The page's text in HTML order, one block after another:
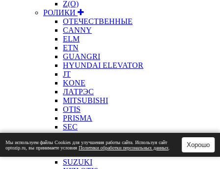
Z(О)
РОЛИКИ
ОТЕЧЕСТВЕННЫЕ
CANNY
ELM
ETN
GUANGRI
HYUNDAI ELEVATOR
JT
KONE
ЛАТРЭС
MITSUBISHI
OTIS
PRISMA
SEC
SELCOM
SCHINDLER
LG SIGMA
SUZUKI
Мы используем файлы Сookies для улучшения работы сайта. Используя сайт
optozip.ru, вы принимаете условияПолитики обработки персональных данных Хорошо